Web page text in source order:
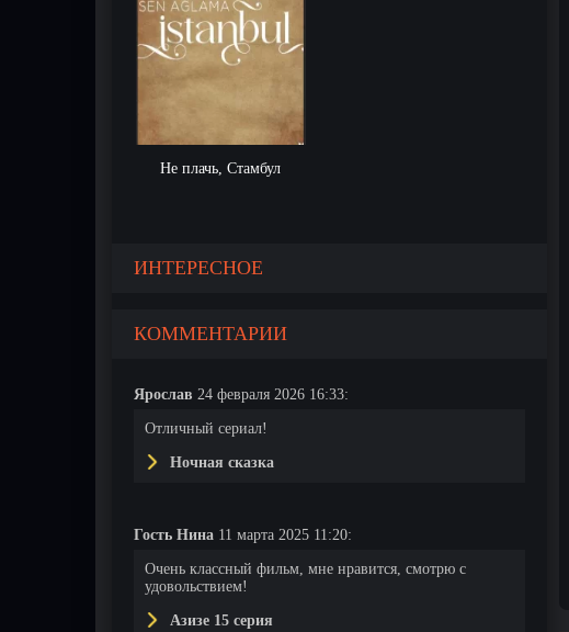
Не плачь, Стамбул
ИНТЕРЕСНОЕ
КОММЕНТАРИИ
Ярослав 24 февраля 2026 16:33:
Отличный сериал!
Ночная сказка
Гость Нина 11 марта 2025 11:20:
Очень классный фильм, мне нравится, смотрю с
удовольствием!
Азизе 15 серия
116 серия